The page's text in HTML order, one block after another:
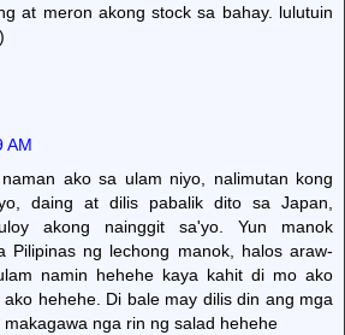
at meron akong stock sa bahay. lulutuin
AM
ako sa ulam niyo, nalimutan kong
daing at dilis pabalik dito sa Japan,
akong nainggit sa'yo. Yun manok
Pilipinas ng lechong manok, halos araw-
namin hehehe kaya kahit di mo ako
hehehe. Di bale may dilis din ang mga
makagawa nga rin ng salad hehehe